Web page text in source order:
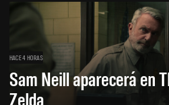
HACE 4 HORAS
Sam Neill aparecerá en
Zelda